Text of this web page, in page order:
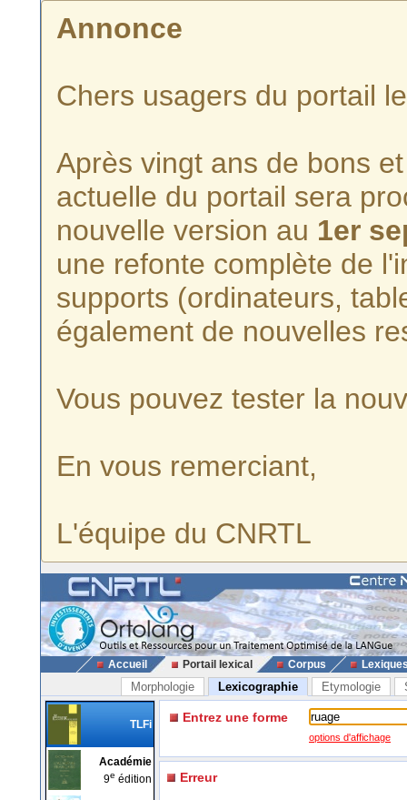
Annonce
Chers usagers du portail
Après vingt ans de bons
actuelle du portail sera
nouvelle version au 1er
une refonte complète de
supports (ordinateurs,
également de nouvelles
Vous pouvez tester la
En vous remerciant,
L'équipe du CNRTL
Accueil Portail lexical Corpus
Morphologie Lexicographie Etymologie
TLFi
Académie
9e édition
Entrez une forme
options d'affichage
Erreur